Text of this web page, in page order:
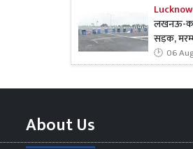
लखनऊ-
सड़क,
06
About Us